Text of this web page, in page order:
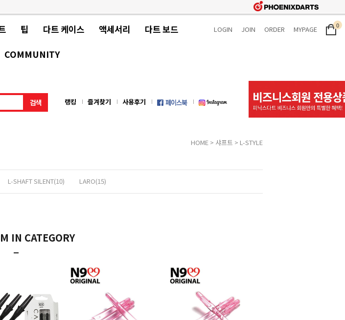
팁 다트 케이스 액세서리 다트 보드
COMMUNITY
LOGIN JOIN ORDER MYPAGE 0
랭킹 즐겨찾기 사용후기
HOME > 샤프트 > L-STYLE
L-SHAFT SILENT(10) LARO(15)
IN CATEGORY